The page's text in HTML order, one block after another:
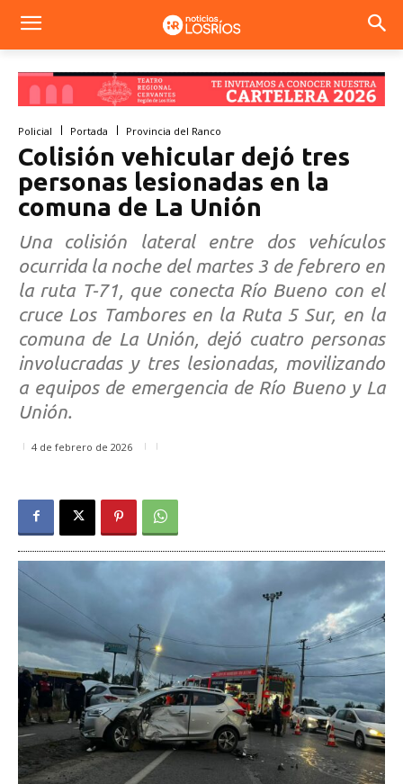
Policial Portada Provincia del Ranco
Colisión vehicular dejó tres
personas lesionadas en la
comuna de La Unión
Una colisión lateral entre dos vehículos
ocurrida la noche del martes 3 de febrero en
la ruta T-71, que conecta Río Bueno con el
cruce Los Tambores en la Ruta 5 Sur, en la
comuna de La Unión, dejó cuatro personas
involucradas y tres lesionadas, movilizando
a equipos de emergencia de Río Bueno y La
Unión.
4 de febrero de 2026